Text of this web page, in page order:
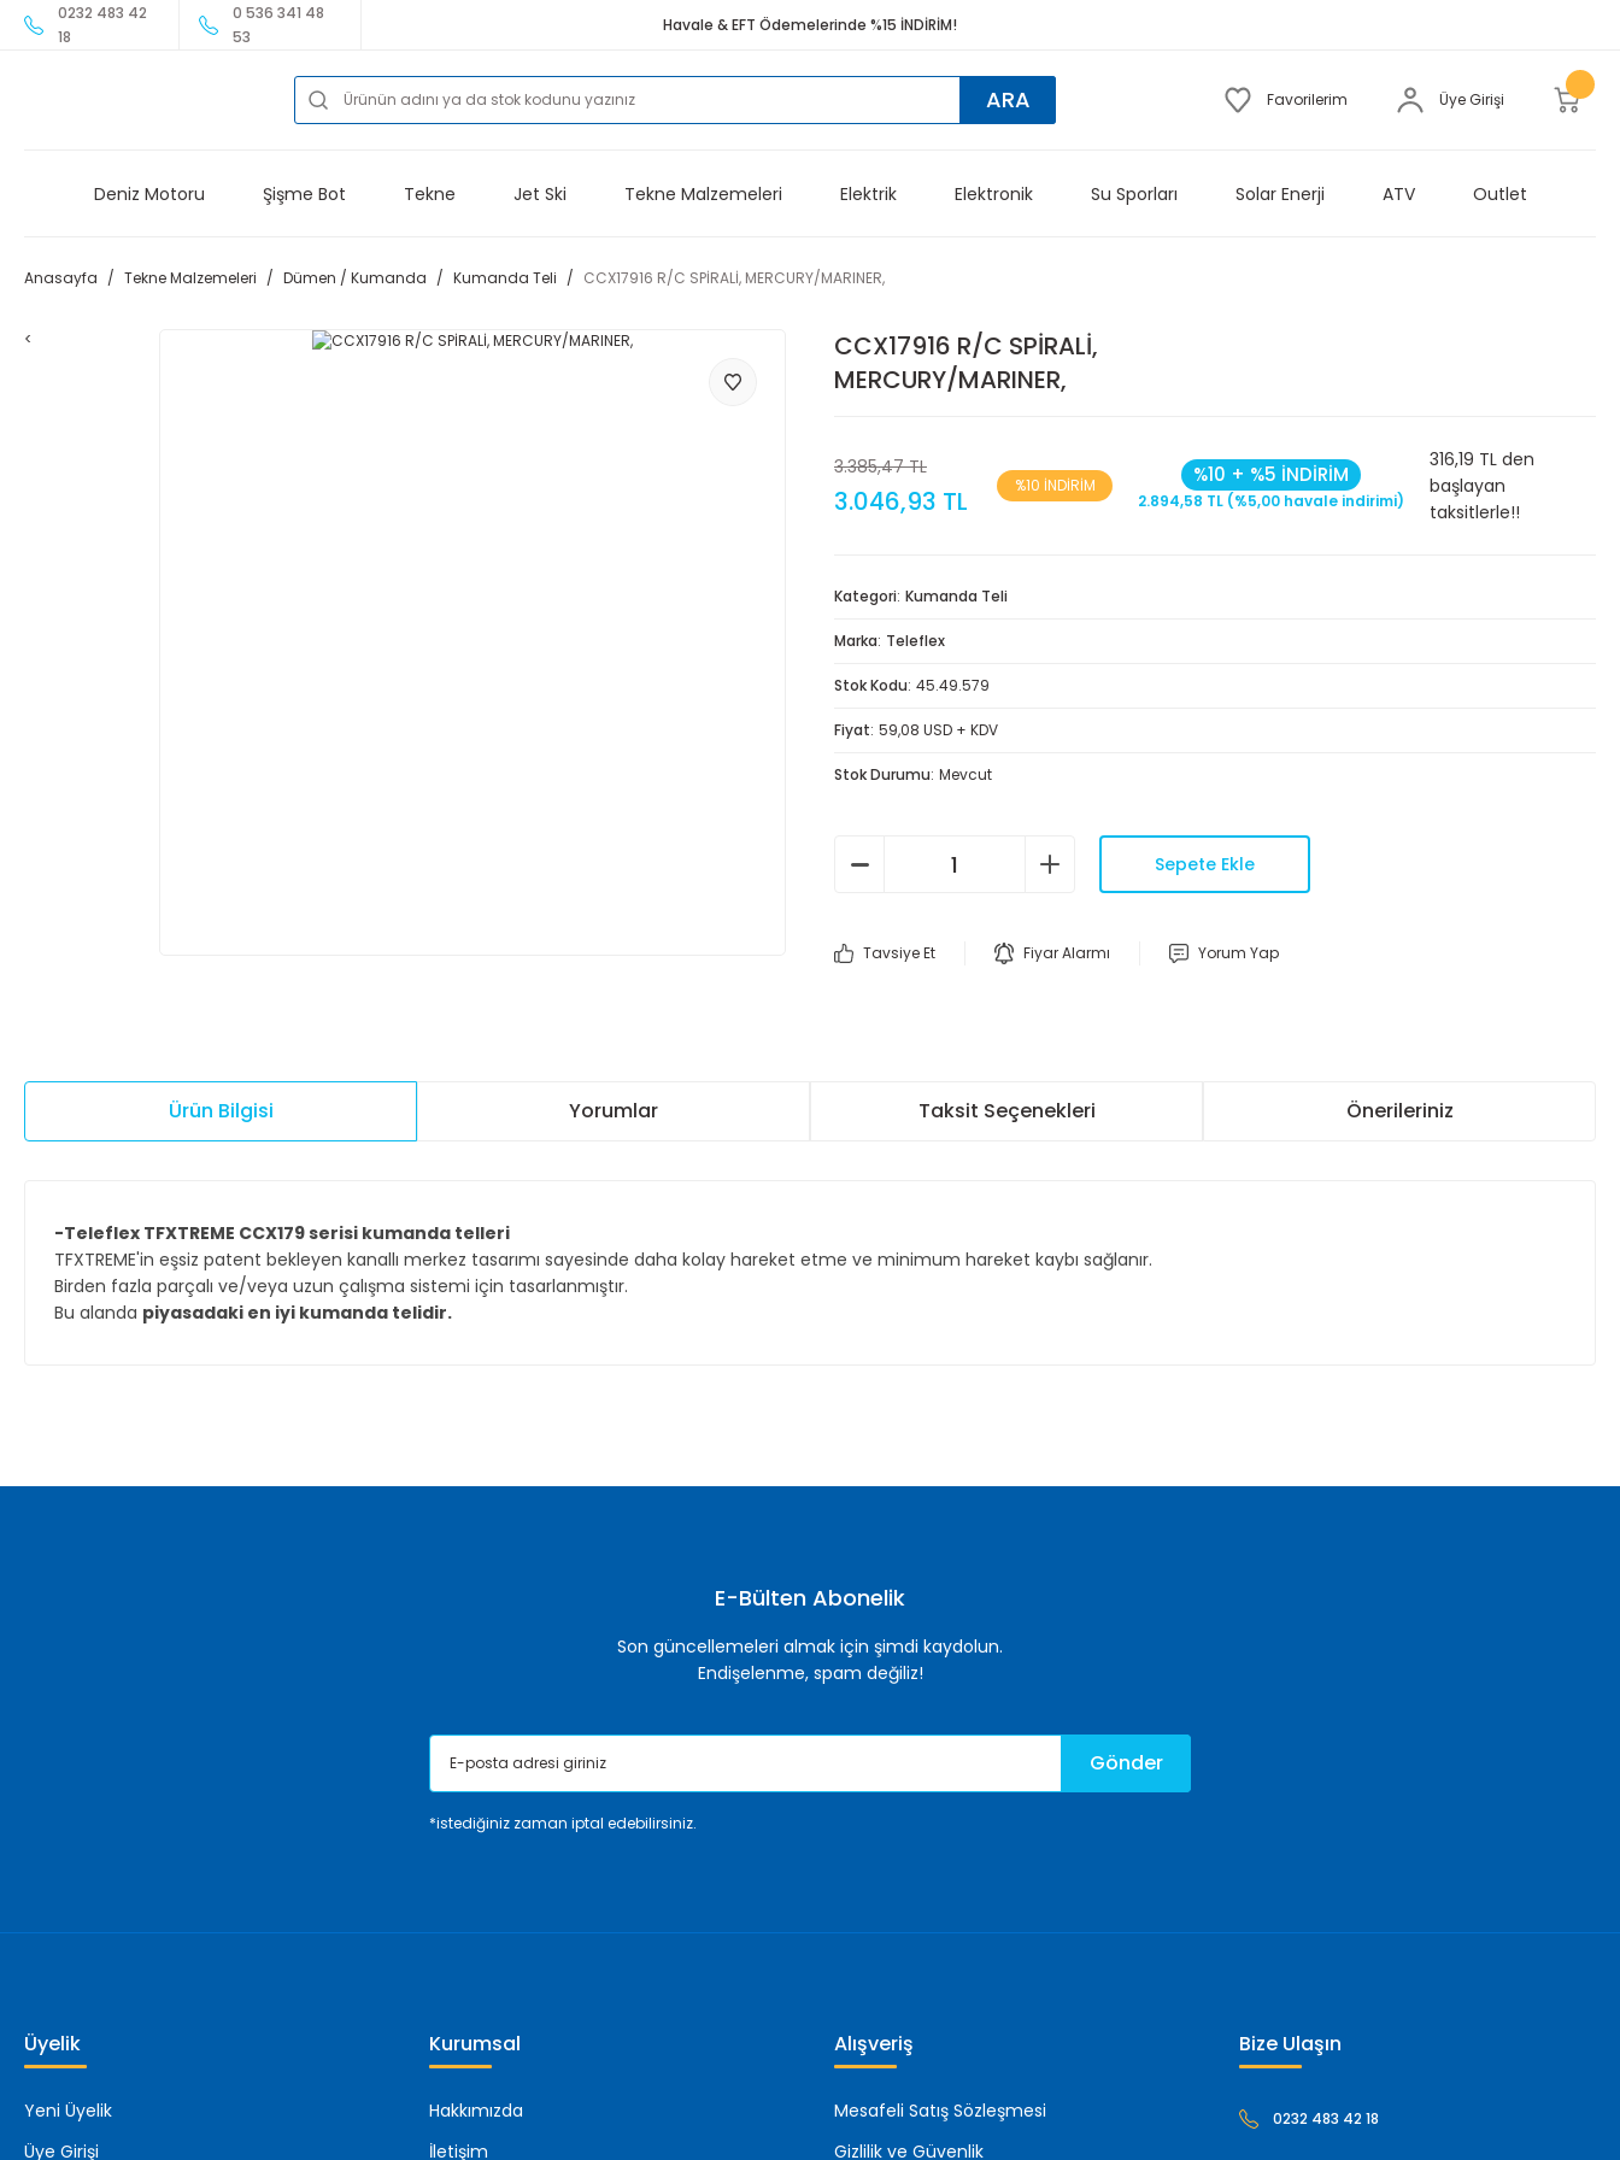
0232 483 42
18
0 536 341 48
53
Havale & EFT Ödemelerinde %15 İNDİRİM!
ARA Favorilerim Üye Girişi
Deniz Motoru Şişme Bot Tekne Jet Ski Tekne Malzemeleri Elektrik Elektronik Su Sporları Solar Enerji ATV Outlet
Anasayfa Tekne Malzemeleri Dümen / Kumanda Kumanda Teli CCX17916 R/C SPİRALİ, MERCURY/MARINER,
<
CCX17916 R/C SPİRALİ,
MERCURY/MARINER,
3.385,47 TL
3.046,93 TL %10 İNDİRİM %10 + %5 İNDİRİM
2.894,58 TL (%5,00 havale indirimi)
316,19 TL den
başlayan
taksitlerle!!
Kategori Kumanda Teli
Marka Teleflex
Stok Kodu 45.49.579
Fiyat 59,08 USD + KDV
Stok Durumu Mevcut
Sepete Ekle
Tavsiye Et Fiyar Alarmı Yorum Yap
Ürün Bilgisi Yorumlar Taksit Seçenekleri Önerileriniz
-Teleflex TFXTREME CCX179 serisi kumanda telleri
TFXTREME'in eşsiz patent bekleyen kanallı merkez tasarımı sayesinde daha kolay hareket etme ve minimum hareket kaybı sağlanır.
Birden fazla parçalı ve/veya uzun çalışma sistemi için tasarlanmıştır.
Bu alanda piyasadaki en iyi kumanda telidir.
E-Bülten Abonelik
Son güncellemeleri almak için şimdi kaydolun.
Endişelenme, spam değiliz!
Gönder
*istediğiniz zaman iptal edebilirsiniz.
Üyelik
Yeni Üyelik
Üye Girişi
Kurumsal
Hakkımızda
İletişim
Alışveriş
Mesafeli Satış Sözleşmesi
Gizlilik ve Güvenlik
Bize Ulaşın
0232 483 42 18